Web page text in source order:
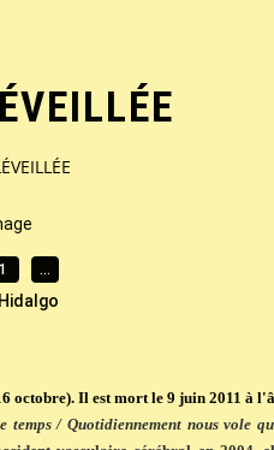
…
octobre). Il est mort le 9 juin 2011 à
/ Quotidiennement nous vole